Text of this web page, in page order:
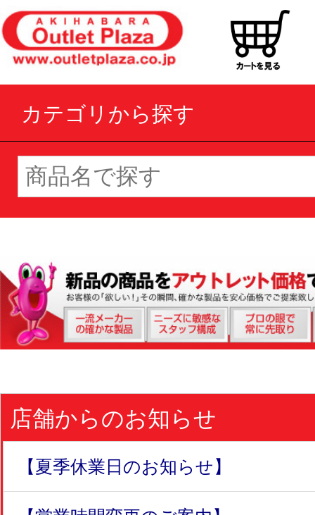
カテゴリから探す
店舗からのお知らせ
【夏季休業日のお知らせ】